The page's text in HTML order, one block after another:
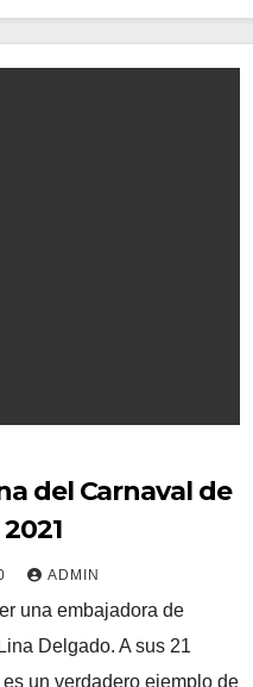
del Carnaval de
ADMIN
una embajadora de
Delgado. A sus 21
un verdadero ejemplo de